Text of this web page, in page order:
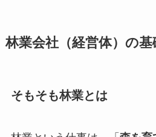
林業会社（経営体）の基
そもそも林業とは